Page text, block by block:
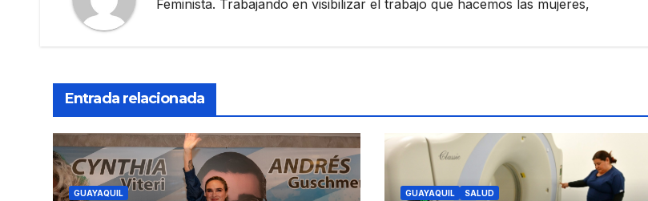
Feminista. Trabajando en visibilizar el trabajo que hacemos las mujeres,
Entrada relacionada
GUAYAQUIL GUAYAQUIL SALUD